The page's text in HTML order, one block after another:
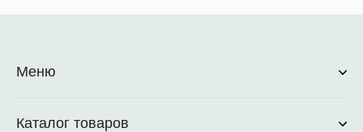
Меню
Каталог товаров